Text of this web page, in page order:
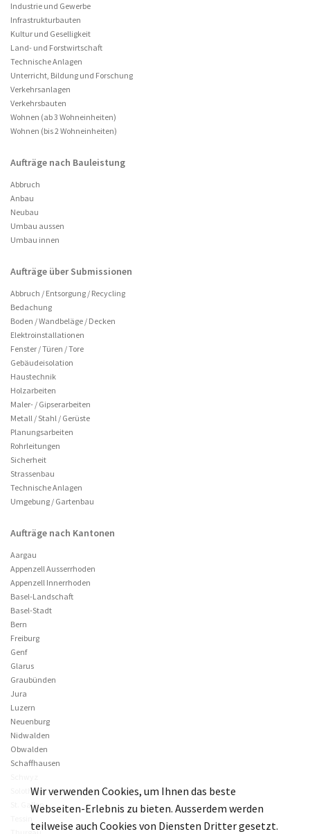
Industrie und Gewerbe
Infrastrukturbauten
Kultur und Geselligkeit
Land- und Forstwirtschaft
Technische Anlagen
Unterricht, Bildung und Forschung
Verkehrsanlagen
Verkehrsbauten
Wohnen (ab 3 Wohneinheiten)
Wohnen (bis 2 Wohneinheiten)
Aufträge nach Bauleistung
Abbruch
Anbau
Neubau
Umbau aussen
Umbau innen
Aufträge über Submissionen
Abbruch / Entsorgung / Recycling
Bedachung
Boden / Wandbeläge / Decken
Elektroinstallationen
Fenster / Türen / Tore
Gebäudeisolation
Haustechnik
Holzarbeiten
Maler- / Gipserarbeiten
Metall / Stahl / Gerüste
Planungsarbeiten
Rohrleitungen
Sicherheit
Strassenbau
Technische Anlagen
Umgebung / Gartenbau
Aufträge nach Kantonen
Aargau
Appenzell Ausserrhoden
Appenzell Innerrhoden
Basel-Landschaft
Basel-Stadt
Bern
Freiburg
Genf
Glarus
Graubünden
Jura
Luzern
Neuenburg
Nidwalden
Obwalden
Schaffhausen
Solothurn
St. Gallen
Wir verwenden Cookies, um Ihnen das beste
Webseiten-Erlebnis zu bieten. Ausserdem werden
teilweise auch Cookies von Diensten Dritter gesetzt.